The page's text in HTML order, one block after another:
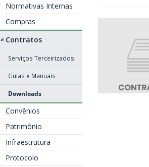
Normativas Internas
Compras
Contratos
Serviços Terceirizados
Guias e Manuais
Downloads
Convênios
Patrimônio
Infraestrutura
Protocolo